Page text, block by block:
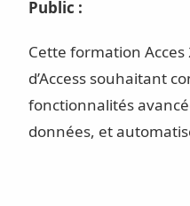
Public :
Cette formation
d’Access souhaitant
fonctionnalités
données, et